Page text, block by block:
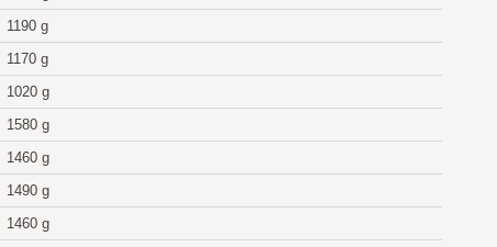
1190 g
1170 g
1020 g
1580 g
1460 g
1490 g
1460 g